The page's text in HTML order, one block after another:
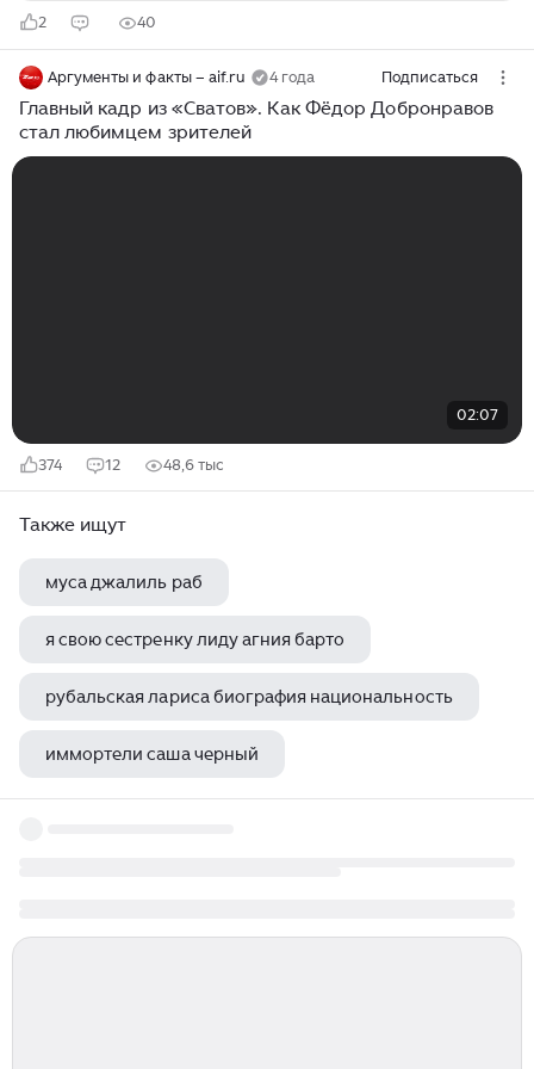
2 40
Аргументы и факты – aif.ru 4 года Подписаться
Главный кадр из «Сватов». Как Фёдор Добронравов
стал любимцем зрителей
02:07
374 12 48,6 тыс
Также ищут
муса джалиль раб
я свою сестренку лиду агния барто
рубальская лариса биография национальность
иммортели саша черный